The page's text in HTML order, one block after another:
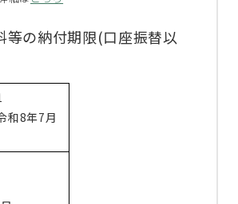
等の納付期限(口座振替以
7月